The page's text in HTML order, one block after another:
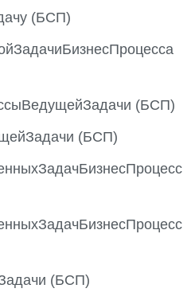
(БСП)
(БСП)
(БСП)
(БСП)